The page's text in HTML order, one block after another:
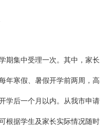
期集中受理一次。其中，家长
年寒假、暑假开学前两周，高
学后一个月以内。从我市申请
根据学生及家长实际情况随时